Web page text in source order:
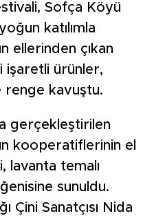
Sofça Köyü
katılımla
ellerinden çıkan
işaretli ürünler,
renge kavuştu.
gerçekleştirilen
kooperatiflerinin el
lavanta temalı
sunuldu.
Çini Sanatçısı Nida